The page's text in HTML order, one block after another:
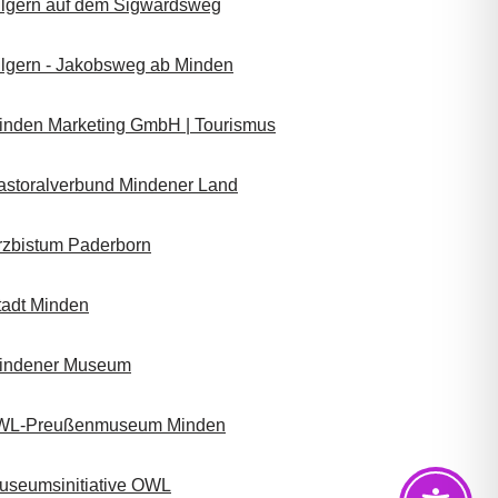
auf dem Sigwardsweg
- Jakobsweg ab Minden
Marketing GmbH | Tourismus
Mindener Land
Paderborn
Minden
Museum
Preußenmuseum Minden
OWL